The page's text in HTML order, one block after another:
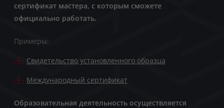
сертификат мастера, с которым сможете
официально работать.
Примеры:
Свидетельство установленного образца
Международный сертификат
Образовательная деятельность осуществляется